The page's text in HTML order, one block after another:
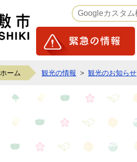
稲敷市ホームページ
ホーム 観光の情報 > 観光のお知らせ